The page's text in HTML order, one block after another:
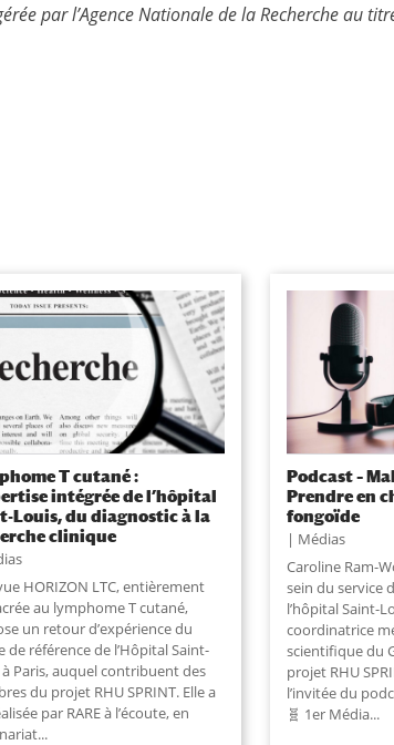
par l’Agence Nationale de la Recherche au
T cutané :
intégrée de l’hôpital
Louis, du diagnostic à la
clinique
HORIZON LTC, entièrement
au lymphome T cutané,
un retour d’expérience du
de référence de l’Hôpital Saint-
Paris, auquel contribuent des
du projet RHU SPRINT. Elle a
par RARE à l’écoute, en
...
Podcast –
Prendre en
fongoïde
Médias
Caroline Ram-
sein du service
l’hôpital Saint-
coordinatrice
scientifique du
projet RHU
l’invitée du
🧬 1er Média...